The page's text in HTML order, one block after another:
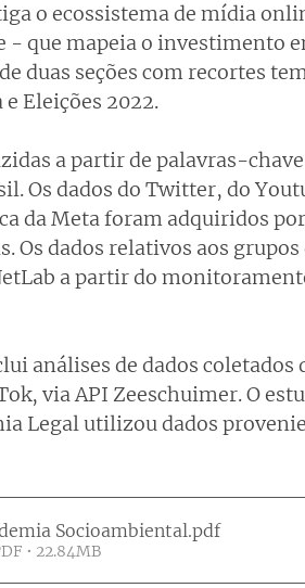
o ecossistema de mídia
- que mapeia o investimento
duas seções com recortes
Eleições 2022.
a partir de palavras-
Os dados do Twitter, do
da Meta foram adquiridos
Os dados relativos aos
a partir do
análises de dados coletados
via API Zeeschuimer. O
Legal utilizou dados
Socioambiental.pdf
• 22.84MB